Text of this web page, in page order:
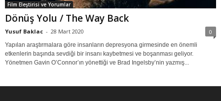
Film Eleştirisi ve Yorumlar
Dönüş Yolu / The Way Back
Yusuf Baklac - 28 Mart 2020 0
Yapılan araştırmalara göre insanların depresyona girmesinde en önemli
etkenlerin başında sevdiği bir insanı kaybetmesi ve boşanması geliyor.
Yönetmen Gavin O’Connor’ın yönettiği ve Brad Ingelsby’nin yazmış...